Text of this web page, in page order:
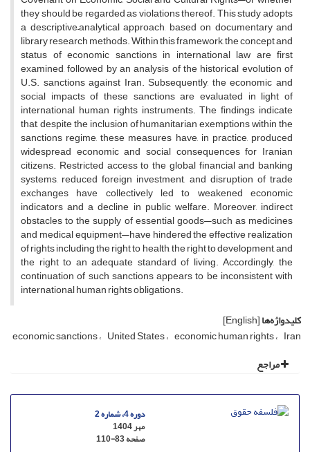
they should be regarded as violations thereof. This study adopts
a descriptive–analytical approach, based on documentary and
library research methods. Within this framework, the concept and
status of economic sanctions in international law are first
examined, followed by an analysis of the historical evolution of
U.S. sanctions against Iran. Subsequently, the economic and
social impacts of these sanctions are evaluated in light of
international human rights instruments. The findings indicate
that, despite the inclusion of humanitarian exemptions within the
sanctions regime, these measures have, in practice, produced
widespread economic and social consequences for Iranian
citizens. Restricted access to the global financial and banking
systems, reduced foreign investment, and disruption of trade
exchanges have collectively led to weakened economic
indicators and a decline in public welfare. Moreover, indirect
obstacles to the supply of essential goods—such as medicines
and medical equipment—have hindered the effective realization
of rights including the right to health, the right to development, and
the right to an adequate standard of living. Accordingly, the
continuation of such sanctions appears to be inconsistent with
international human rights obligations.
کلیدواژه‌ها[English]
economic sanctions United States economic human rights Iran
مراجع
دوره 4، شماره 2
مهر 1404
صفحه110-83